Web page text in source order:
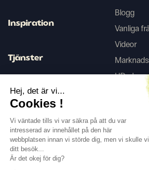
Följ oss
Inspiration
Tjänster
Blogg
Vanliga
Videor
HD-
Hej, det är vi...
Cookies !
Vi väntade tills vi var säkra på att du var
intresserad av innehållet på den här
webbplatsen innan vi störde dig, men vi skulle
ditt besök...
Är det okej för dig?